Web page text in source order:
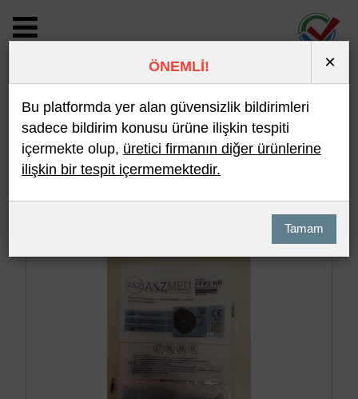
BİLDİRİM DETAYI
Son 10 Bildirim En Çok İncelenen
ÖNEMLİ! ×
Bu platformda yer alan güvensizlik bildirimleri
sadece bildirim konusu ürüne ilişkin tespiti
içermekte olup, üretici firmanın diğer ürünlerine
ilişkin bir tespit içermemektedir.
Tamam